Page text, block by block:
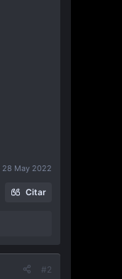
28 May 2022
Citar
#2